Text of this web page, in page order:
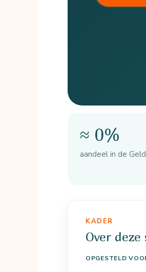
≈ 0%
aandeel in de
KADER
Over
OPGESTELD